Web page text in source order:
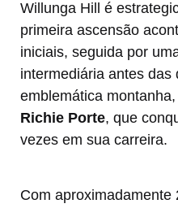
Willunga Hill é
primeira ascensão
iniciais, seguida por
intermediária antes
emblemática
Richie Porte, que
vezes em sua carreira.
Com aproximadamente